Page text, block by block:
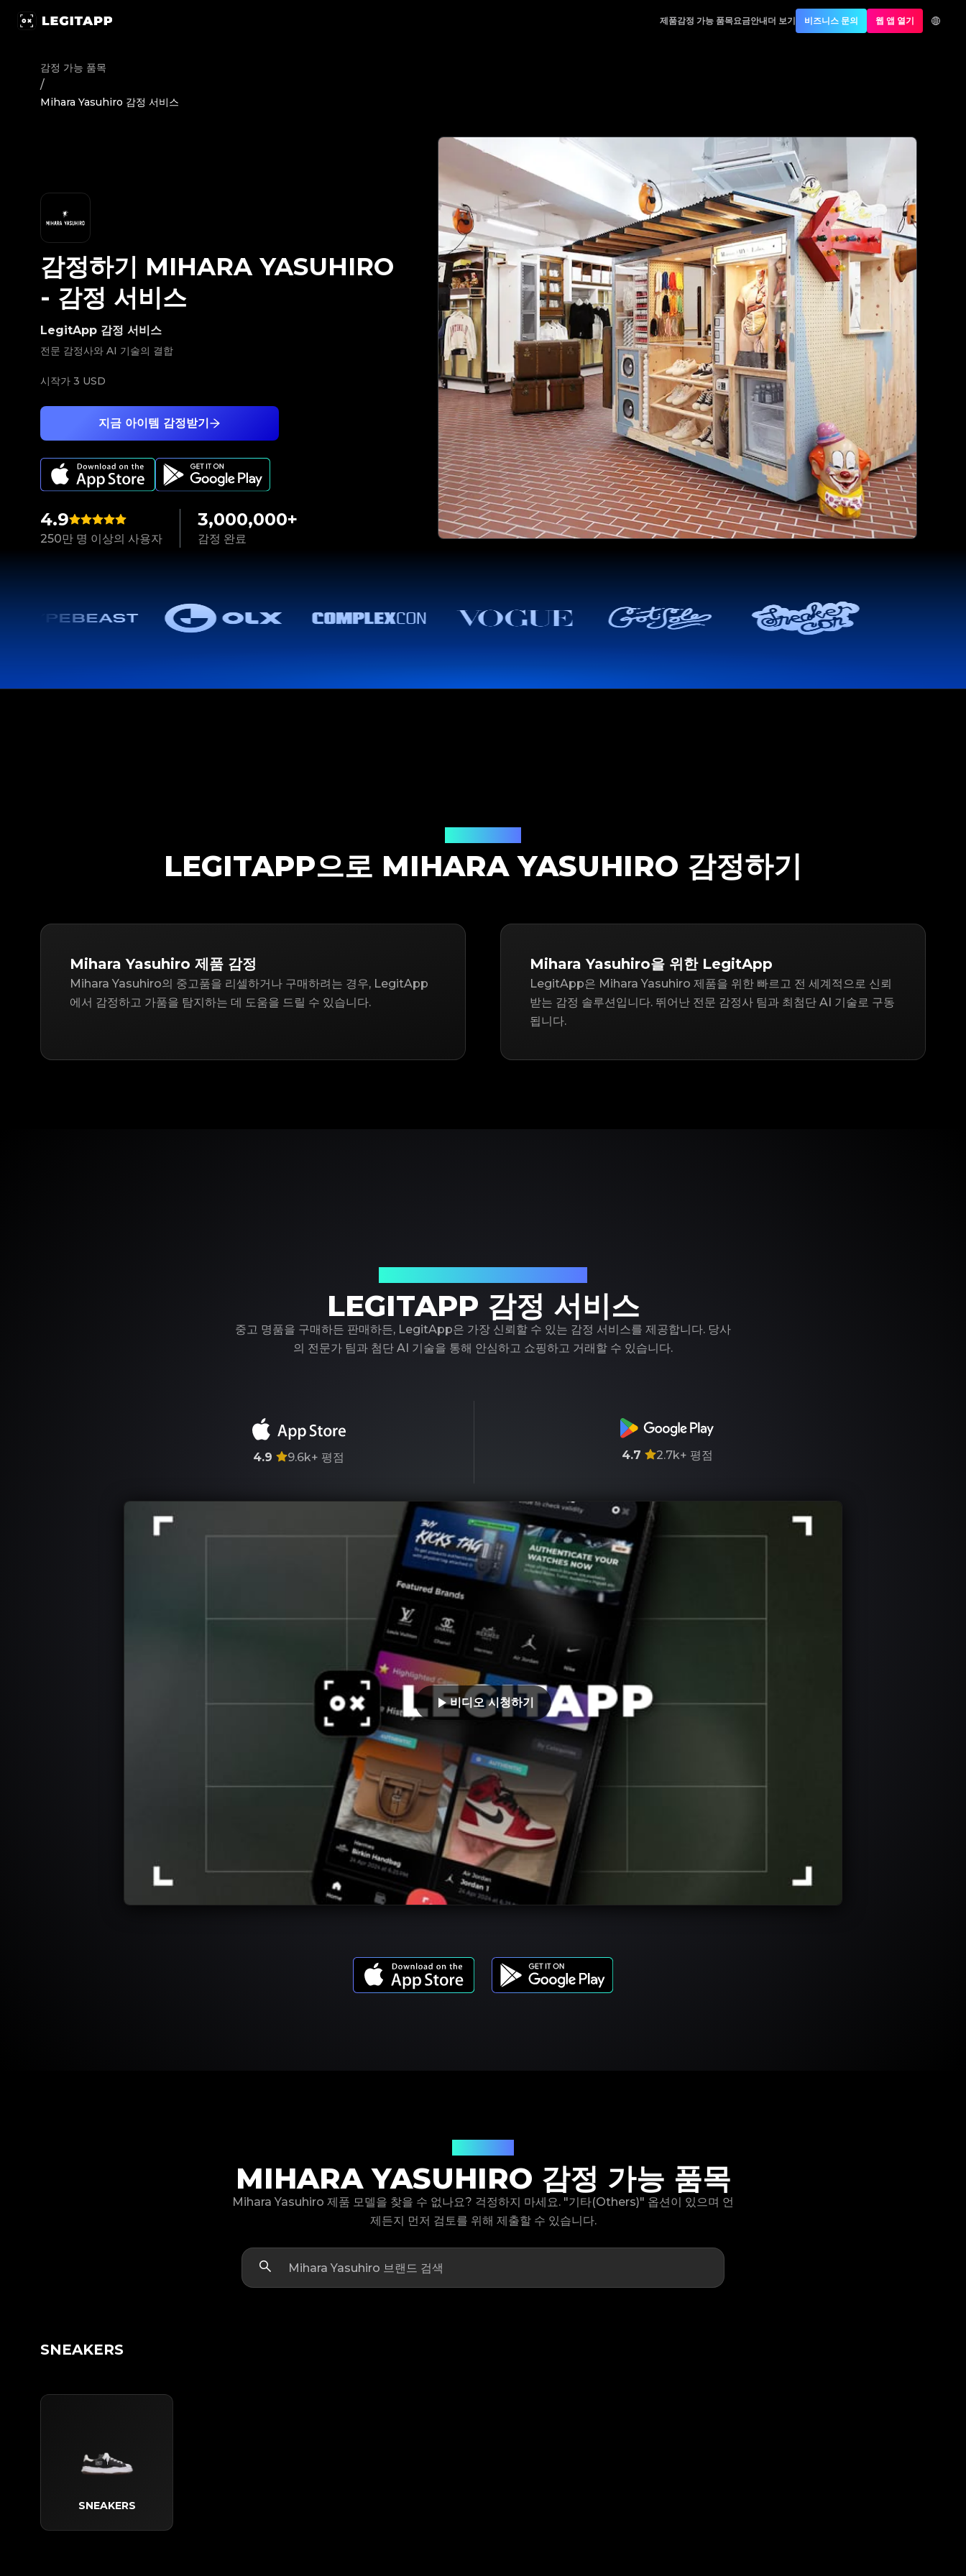
제품감정 가능 품목요금안내더 보기 비즈니스 문의 웹 앱 열기
감정 가능 품목
/
Mihara Yasuhiro 감정 서비스
4.9
250만 명 이상의 사용자
3,000,000+
감정 완료
지금 아이템 감정받기
LegitApp 감정 서비스
전문 감정사와 AI 기술의 결합
시작가 3 USD
감정하기 MIHARA YASUHIRO
- 감정 서비스
LEGITAPP으로 MIHARA YASUHIRO 감정하기
Mihara Yasuhiro 제품 감정
Mihara Yasuhiro의 중고품을 리셀하거나 구매하려는 경우, LegitApp
에서 감정하고 가품을 탐지하는 데 도움을 드릴 수 있습니다.
Mihara Yasuhiro을 위한 LegitApp
LegitApp은 Mihara Yasuhiro 제품을 위한 빠르고 전 세계적으로 신뢰
받는 감정 솔루션입니다. 뛰어난 전문 감정사 팀과 최첨단 AI 기술로 구동
됩니다.
LEGITAPP 감정 서비스
중고 명품을 구매하든 판매하든, LegitApp은 가장 신뢰할 수 있는 감정 서비스를 제공합니다. 당사
의 전문가 팀과 첨단 AI 기술을 통해 안심하고 쇼핑하고 거래할 수 있습니다.
4.9 9.6k+ 평점 4.7 2.7k+ 평점
비디오 시청하기
MIHARA YASUHIRO 감정 가능 품목
Mihara Yasuhiro 제품 모델을 찾을 수 없나요? 걱정하지 마세요. "기타(Others)" 옵션이 있으며 언
제든지 먼저 검토를 위해 제출할 수 있습니다.
SNEAKERS
SNEAKERS